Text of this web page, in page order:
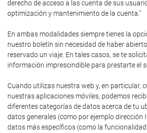
derecho de acceso a las cuenta de sus
optimización y mantenimiento de la cuenta."
En ambas modalidades siempre tienes la
nuestro boletín sin necesidad de haber
reservado un viaje. En tales casos, se te
información imprescindible para prestarte el
Cuando utilizas nuestra web y, en particular,
nuestras aplicaciones móviles, podemos
diferentes categorías de datos acerca de tu
datos generales (como por ejemplo dirección
datos más específicos (como la